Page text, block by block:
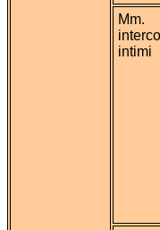
Mm.
intimi